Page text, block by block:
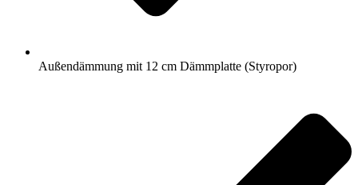
Außendämmung mit 12 cm Dämmplatte (Styropor)